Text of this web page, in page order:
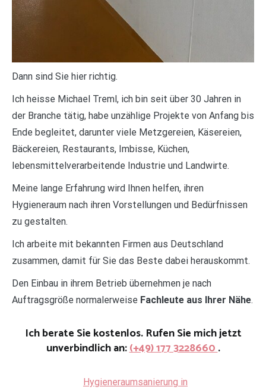
Dann sind Sie hier richtig.
Ich heisse Michael Treml, ich bin seit über 30 Jahren in
der Branche tätig, habe unzählige Projekte von Anfang bis
Ende begleitet, darunter viele Metzgereien, Käsereien,
Bäckereien, Restaurants, Imbisse, Küchen,
lebensmittelverarbeitende Industrie und Landwirte.
Meine lange Erfahrung wird Ihnen helfen, ihren
Hygieneraum nach ihren Vorstellungen und Bedürfnissen
zu gestalten.
Ich arbeite mit bekannten Firmen aus Deutschland
zusammen, damit für Sie das Beste dabei herauskommt.
Den Einbau in ihrem Betrieb übernehmen je nach
Auftragsgröße normalerweise Fachleute aus Ihrer Nähe.
Ich berate Sie kostenlos. Rufen Sie mich jetzt
unverbindlich an:(+49) 177 3228660.
Hygieneraumsanierung in